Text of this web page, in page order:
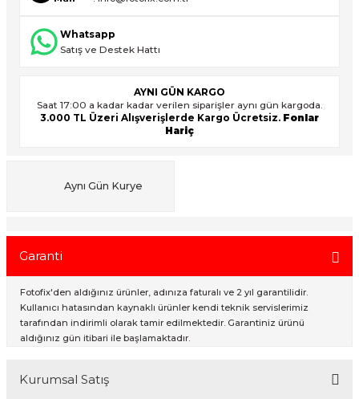
Whatsapp
Satış ve Destek Hattı
AYNI GÜN KARGO
Saat 17:00 a kadar kadar verilen siparişler aynı gün kargoda.
3.000 TL Üzeri Alışverişlerde Kargo Ücretsiz. Fonlar
Hariç
Aynı Gün Kurye
Garanti
Fotofix'den aldığınız ürünler, adınıza faturalı ve 2 yıl garantilidir.
Kullanıcı hatasından kaynaklı ürünler kendi teknik servislerimiz
tarafından indirimli olarak tamir edilmektedir. Garantiniz ürünü
aldığınız gün itibari ile başlamaktadır.
Kurumsal Satış